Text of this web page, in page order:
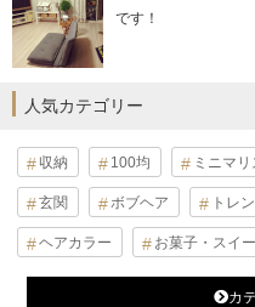
です！
人気カテゴリー
収納 100均 ミニマリ
玄関 ボブヘア トレ
ヘアカラー お菓子・スイ
カ